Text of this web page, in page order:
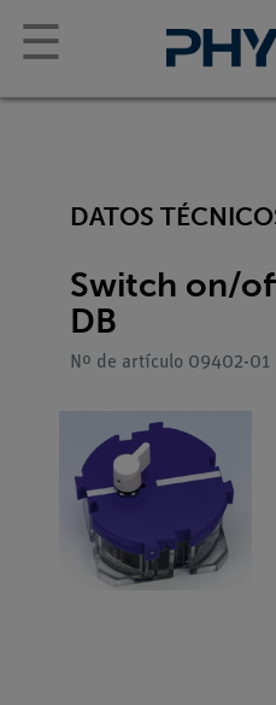
☰
DATOS
Switch on/
DB
Nº de artículo 09402-01